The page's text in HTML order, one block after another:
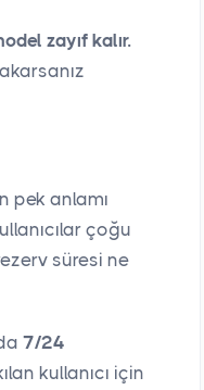
zayıf kalır.
pek anlamı
çoğu
süresi ne
7/24
kullanıcı için